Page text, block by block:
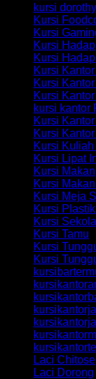
kursi dorothy
Kursi
Kursi
Kursi Hadap
Kursi
Kursi
Kursi
Kursi
kursi kantor
Kursi Kantor
Kursi
Kursi
Kursi Lipat
Kursi Makan
Kursi
Kursi Meja
Kursi
Kursi
Kursi Tamu
Kursi
Kursi
Laci Chitose
Laci Dorong